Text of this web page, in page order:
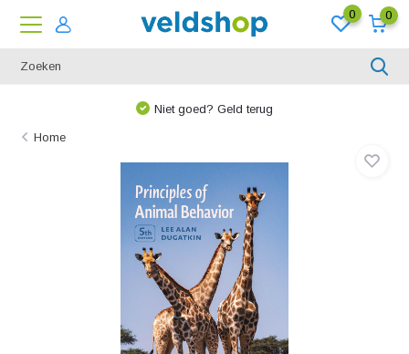
0 0
Niet goed? Geld terug
Home